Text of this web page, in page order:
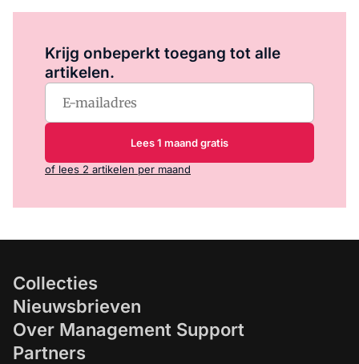
Krijg onbeperkt toegang tot alle
artikelen.
Lees 1 maand gratis
of lees 2 artikelen per maand
Collecties
Nieuwsbrieven
Over Management Support
Partners